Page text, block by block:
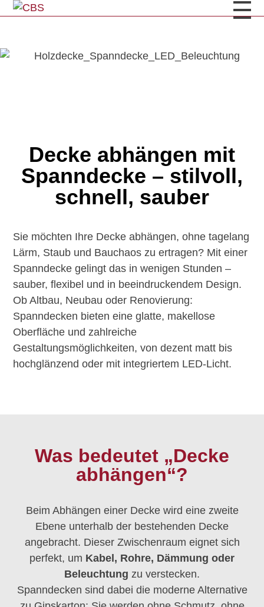
Decke abhängen mit
Spanndecke – stilvoll,
schnell, sauber
Sie möchten Ihre Decke abhängen, ohne tagelang
Lärm, Staub und Bauchaos zu ertragen? Mit einer
Spanndecke gelingt das in wenigen Stunden –
sauber, flexibel und in beeindruckendem Design.
Ob Altbau, Neubau oder Renovierung:
Spanndecken bieten eine glatte, makellose
Oberfläche und zahlreiche
Gestaltungsmöglichkeiten, von dezent matt bis
hochglänzend oder mit integriertem LED-Licht.
Was bedeutet „Decke
abhängen“?
Beim Abhängen einer Decke wird eine zweite
Ebene unterhalb der bestehenden Decke
angebracht. Dieser Zwischenraum eignet sich
perfekt, um Kabel, Rohre, Dämmung oder
Beleuchtung zu verstecken.
Spanndecken sind dabei die moderne Alternative